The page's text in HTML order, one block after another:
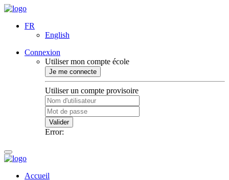
FR
English
Connexion
Utiliser mon compte école
Je me connecte
Utiliser un compte provisoire
Valider
Error:
Accueil